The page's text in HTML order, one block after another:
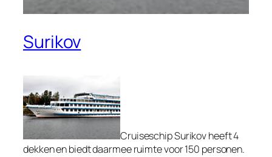
Surikov
Cruiseschip Surikov heeft 4
dekken en biedt daarmee ruimte voor 150 personen.